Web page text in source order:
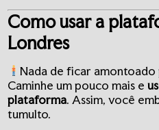
Como usar a
Londres
Nada de ficar
Caminhe um pouco mais e
plataforma. Assim, você
tumulto.